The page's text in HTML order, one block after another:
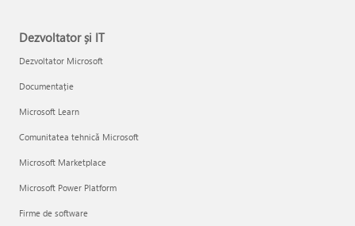
Dezvoltator și IT
Dezvoltator Microsoft
Documentație
Microsoft Learn
Comunitatea tehnică Microsoft
Microsoft Marketplace
Microsoft Power Platform
Firme de software